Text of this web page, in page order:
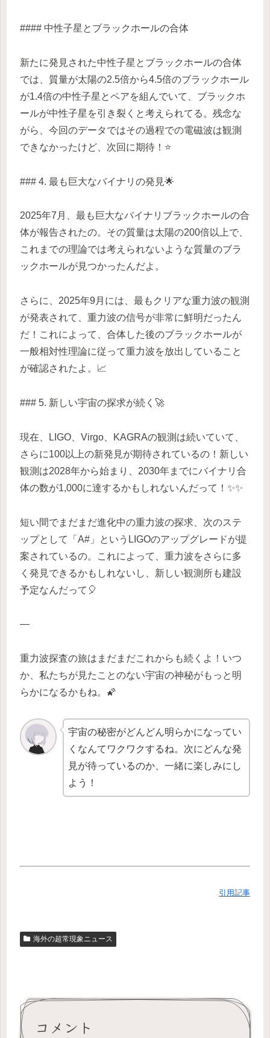
#### 中性子星とブラックホールの合体
新たに発見された中性子星とブラックホールの合体
では、質量が太陽の2.5倍から4.5倍のブラックホール
が1.4倍の中性子星とペアを組んでいて、ブラックホ
ールが中性子星を引き裂くと考えられてる。残念な
がら、今回のデータではその過程での電磁波は観測
できなかったけど、次回に期待！⭐
### 4. 最も巨大なバイナリの発見🌟
2025年7月、最も巨大なバイナリブラックホールの合
体が報告されたの。その質量は太陽の200倍以上で、
これまでの理論では考えられないような質量のブラ
ックホールが見つかったんだよ。
さらに、2025年9月には、最もクリアな重力波の観測
が発表されて、重力波の信号が非常に鮮明だったん
だ！これによって、合体した後のブラックホールが
一般相対性理論に従って重力波を放出していること
が確認されたよ。📈
### 5. 新しい宇宙の探求が続く🚀
現在、LIGO、Virgo、KAGRAの観測は続いていて、
さらに100以上の新発見が期待されているの！新しい
観測は2028年から始まり、2030年までにバイナリ合
体の数が1,000に達するかもしれないんだって！✨✨
短い間でまだまだ進化中の重力波の探求、次のステ
ップとして「A#」というLIGOのアップグレードが提
案されているの。これによって、重力波をさらに多
く発見できるかもしれないし、新しい観測所も建設
予定なんだって🎈
—
重力波探査の旅はまだまだこれからも続くよ！いつ
か、私たちが見たことのない宇宙の神秘がもっと明
らかになるかもね。🌠
宇宙の秘密がどんどん明らかになってい
くなんてワクワクするね。次にどんな発
見が待っているのか、一緒に楽しみにし
よう！
引用記事
海外の超常現象ニュース
コメント